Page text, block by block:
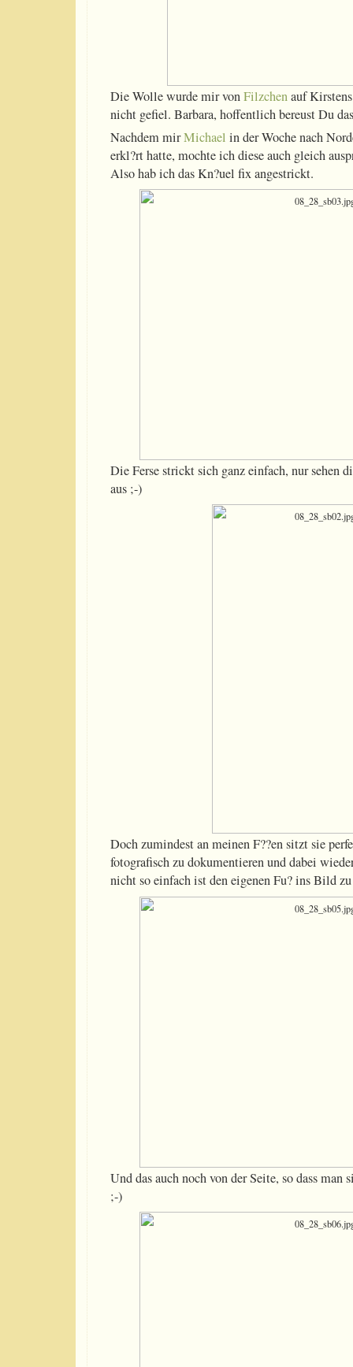
Die Wolle wurde mir vonFilzchenauf
nicht gefiel. Barbara, hoffentlich bereust Du
Nachdem mirMichael in der Woche nach
erkl?rt hatte, mochte ich diese auch gleich
Also hab ich das Kn?uel fix angestrickt.
Die Ferse strickt sich ganz einfach, nur sehen
aus ;-)
Doch zumindest an meinen F??en sitzt sie
fotografisch zu dokumentieren und dabei
nicht so einfach ist den eigenen Fu? ins Bild
Und das auch noch von der Seite, so dass
;-)